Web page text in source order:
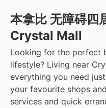
本拿比 无障碍四
Crystal Mall
Looking for the perfect
lifestyle? Living near
everything you need
your favourite shops
services and quick